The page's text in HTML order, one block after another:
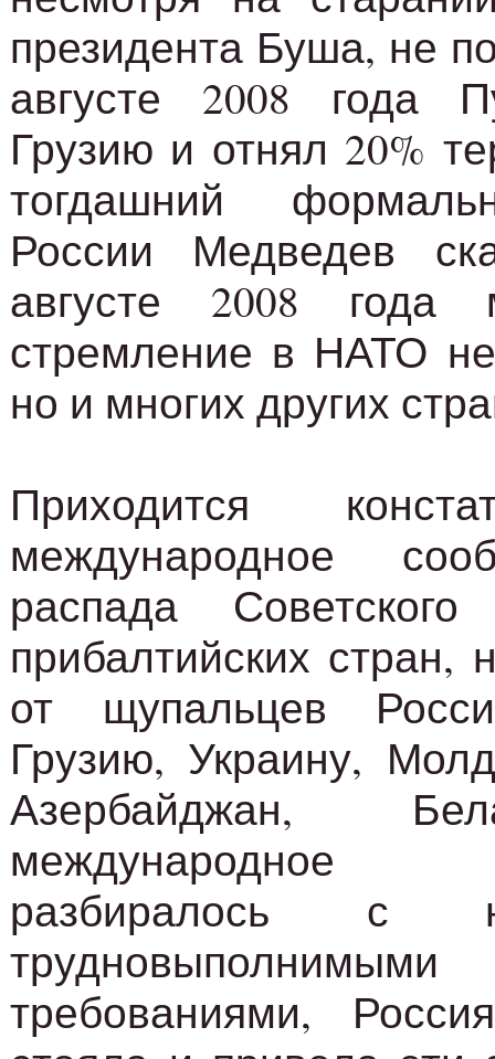
президента Буша, не
августе 2008 года
Грузию и отнял 20%
тогдашний
России Медведев
августе 2008 года
стремление в НАТО
но и многих других
Приходится
международное
распада
прибалтийских стран,
от щупальцев
Грузию, Украину,
Азербайджан,
международное
разбиралось с
требованиями,